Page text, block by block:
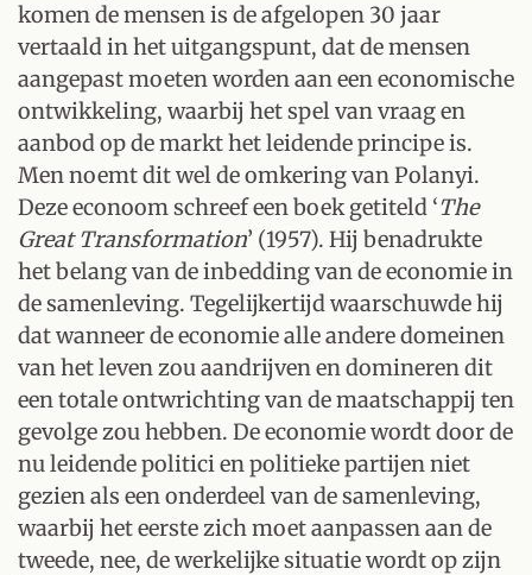
komen de mensen is de afgelopen 30 jaar
vertaald in het uitgangspunt, dat de mensen
aangepast moeten worden aan een economische
ontwikkeling, waarbij het spel van vraag en
aanbod op de markt het leidende principe is.
Men noemt dit wel de omkering van Polanyi.
Deze econoom schreef een boek getiteld ‘The
Great Transformation’ (1957). Hij benadrukte
het belang van de inbedding van de economie in
de samenleving. Tegelijkertijd waarschuwde hij
dat wanneer de economie alle andere domeinen
van het leven zou aandrijven en domineren dit
een totale ontwrichting van de maatschappij ten
gevolge zou hebben. De economie wordt door de
nu leidende politici en politieke partijen niet
gezien als een onderdeel van de samenleving,
waarbij het eerste zich moet aanpassen aan de
tweede, nee, de werkelijke situatie wordt op zijn